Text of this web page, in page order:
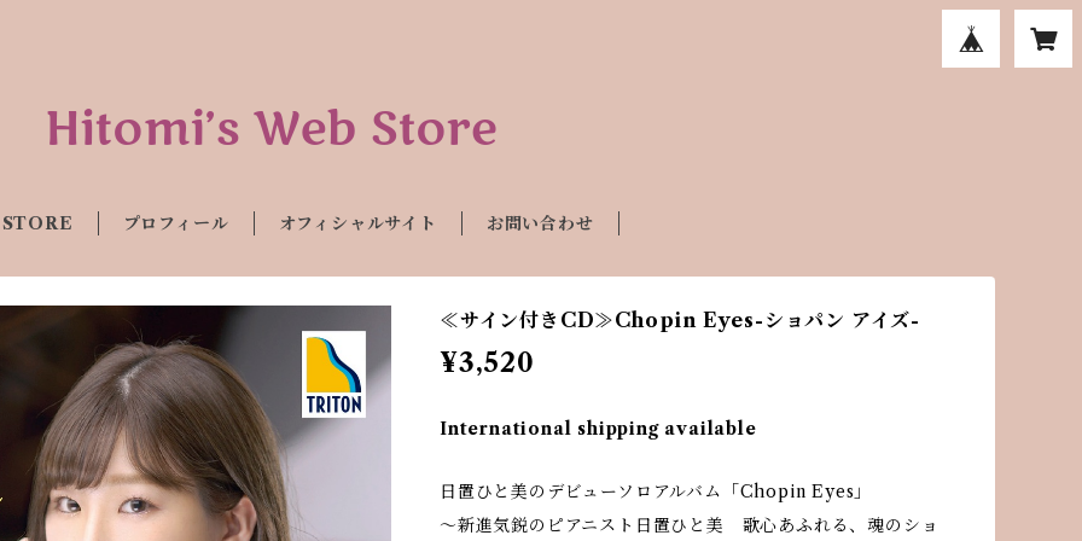
プロフィール オフィシャルサイト お問い合わせ
≪サイン付きCD≫Chopin Eyes-ショパン アイズ-
¥3,520
International shipping available
日置ひと美のデビューソロアルバム「Chopin Eyes」
〜新進気鋭のピアニスト日置ひと美 歌心あふれる、魂のショ